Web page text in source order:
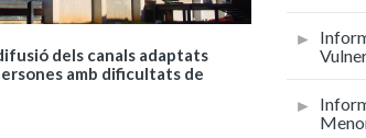
dels canals adaptats
amb dificultats de